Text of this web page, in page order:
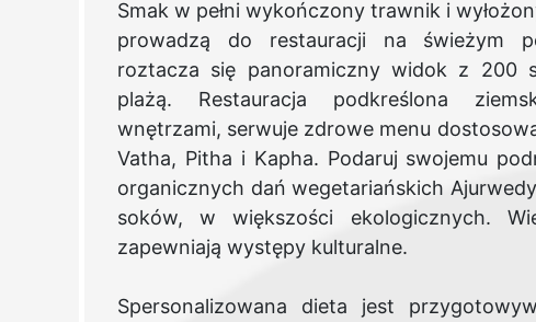
Smak w pełni wykończony trawnik i
prowadzą do restauracji na świeżym
roztacza się panoramiczny widok z 200
plażą. Restauracja podkreślona
wnętrzami, serwuje zdrowe menu
Vatha, Pitha i Kapha. Podaruj swojemu
organicznych dań wegetariańskich
soków, w większości ekologicznych.
zapewniają występy kulturalne.
Spersonalizowana dieta jest